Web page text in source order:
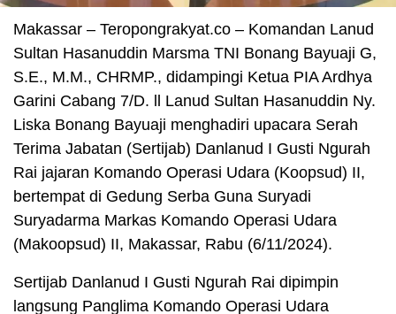
Makassar – Teropongrakyat.co – Komandan Lanud
Sultan Hasanuddin Marsma TNI Bonang Bayuaji G,
S.E., M.M., CHRMP., didampingi Ketua PIA Ardhya
Garini Cabang 7/D. ll Lanud Sultan Hasanuddin Ny.
Liska Bonang Bayuaji menghadiri upacara Serah
Terima Jabatan (Sertijab) Danlanud I Gusti Ngurah
Rai jajaran Komando Operasi Udara (Koopsud) II,
bertempat di Gedung Serba Guna Suryadi
Suryadarma Markas Komando Operasi Udara
(Makoopsud) II, Makassar, Rabu (6/11/2024).
Sertijab Danlanud I Gusti Ngurah Rai dipimpin
langsung Panglima Komando Operasi Udara